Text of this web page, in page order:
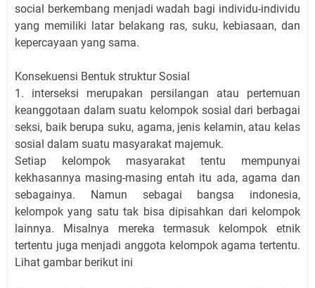
social berkembang menjadi wadah bagi individu-individu
yang memiliki latar belakang ras, suku, kebiasaan, dan
kepercayaan yang sama.
Konsekuensi Bentuk struktur Sosial
1. interseksi merupakan persilangan atau pertemuan
keanggotaan dalam suatu kelompok sosial dari berbagai
seksi, baik berupa suku, agama, jenis kelamin, atau kelas
sosial dalam suatu masyarakat majemuk.
Setiap kelompok masyarakat tentu mempunyai
kekhasannya masing-masing entah itu ada, agama dan
sebagainya. Namun sebagai bangsa indonesia,
kelompok yang satu tak bisa dipisahkan dari kelompok
lainnya. Misalnya mereka termasuk kelompok etnik
tertentu juga menjadi anggota kelompok agama tertentu.
Lihat gambar berikut ini